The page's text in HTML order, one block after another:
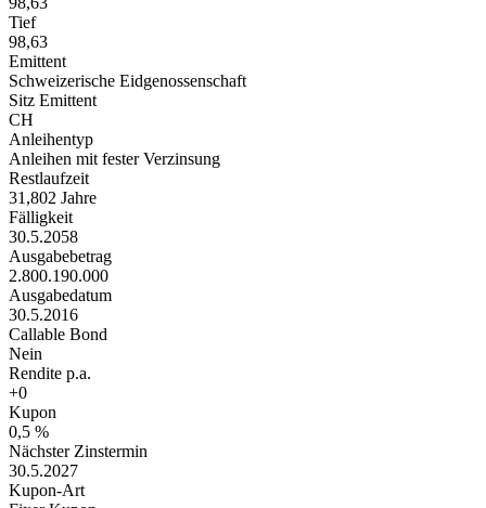
Tief
98,63
Emittent
Schweizerische Eidgenossenschaft
Sitz Emittent
CH
Anleihentyp
Anleihen mit fester Verzinsung
Restlaufzeit
31,802 Jahre
Fälligkeit
30.5.2058
Ausgabebetrag
2.800.190.000
Ausgabedatum
30.5.2016
Callable Bond
Nein
Rendite p.a.
+0
Kupon
0,5 %
Nächster Zinstermin
30.5.2027
Kupon-Art